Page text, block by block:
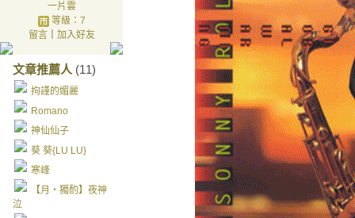
一片雲
等級：7
留言｜ 加入好友
文章推薦人 (11)
拘謹的媚麗
Romano
神仙仙子
葵 葵{LU LU}
寒峰
【月‧獨酌】夜神
泣